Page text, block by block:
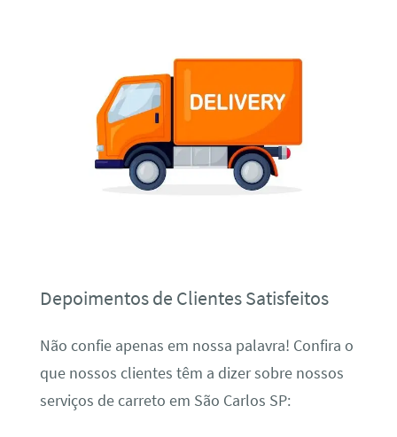
Depoimentos de Clientes Satisfeitos
Não confie apenas em nossa palavra! Confira o
que nossos clientes têm a dizer sobre nossos
serviços de carreto em São Carlos SP: